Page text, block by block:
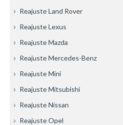
Reajuste Land Rover
Reajuste Lexus
Reajuste Mazda
Reajuste Mercedes-Benz
Reajuste Mini
Reajuste Mitsubishi
Reajuste Nissan
Reajuste Opel